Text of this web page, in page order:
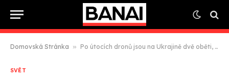
Domovská Stránka » Po útocích dronů jsou na Ukrajině dvě oběti, Rusko hlásí jednoho mrtvého
SVĚT